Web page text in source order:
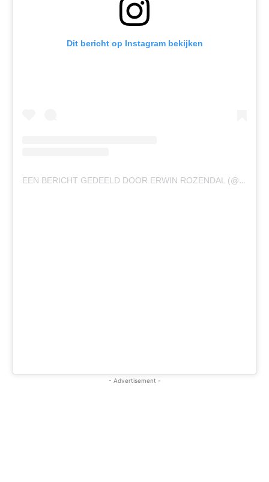
Dit bericht op Instagram bekijken
EEN BERICHT GEDEELD DOOR ERWIN ROZENDAL (@ERWIN_ROZENDAL)
- Advertisement -